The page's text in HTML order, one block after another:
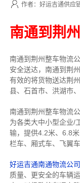
作者：好运吉通供应
南通到荆
南通到荆州整车物流
安全送达，南通到荆
有效的将货物送达荆
县、石首市、洪湖市、
南通到荆州整车物流
为各类大中小型企业/
输， 提供4.2米、6.8
栏车、厢式车、飞翼车
好运吉通南通物流公司
质量、更安全的车辆